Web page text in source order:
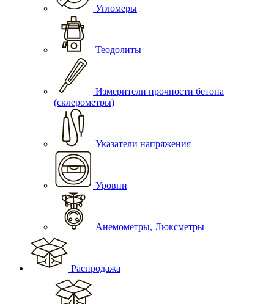
Угломеры
Теодолиты
Измерители прочности бетона
(склерометры)
Указатели напряжения
Уровни
Анемометры, Люксметры
Распродажа